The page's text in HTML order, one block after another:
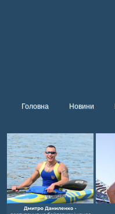
Головна Новини